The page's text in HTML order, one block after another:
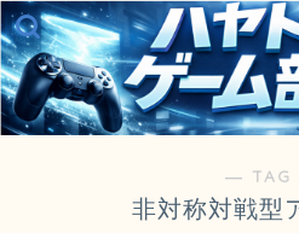
―
非対称対戦型